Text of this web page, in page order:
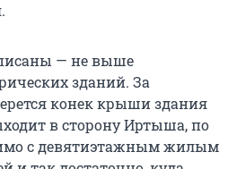
— не выше
зданий. За
конек крыши здания
в сторону Иртыша, по
с девятиэтажным жилым